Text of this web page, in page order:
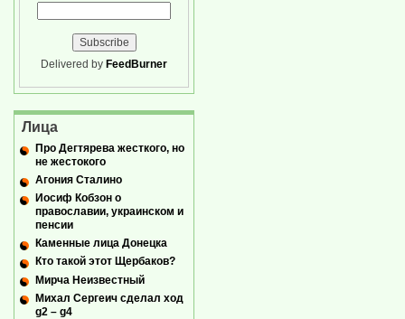
Delivered by FeedBurner
Лица
Про Дегтярева жесткого, но
не жестокого
Агония Сталино
Иосиф Кобзон о
православии, украинском и
пенсии
Каменные лица Донецка
Кто такой этот Щербаков?
Мирча Неизвестный
Михал Сергеич сделал ход
g2 – g4